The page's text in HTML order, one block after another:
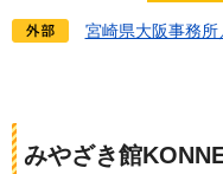
宮崎県大阪事務
みやざき館